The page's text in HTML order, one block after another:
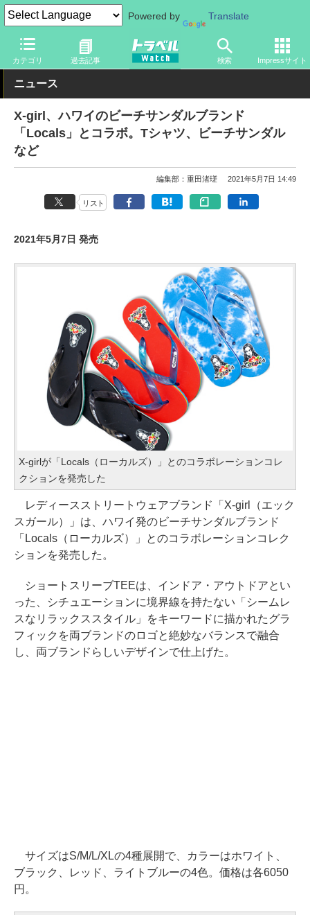
Powered by Translate
カテゴリ 過去記事 検索 Impressサイト
トラベル Watch 旅のアイテム 旅行グッズ その他
ニュース
X-girl、ハワイのビーチサンダルブランド
「Locals」とコラボ。Tシャツ、ビーチサンダル
など
編集部：重田渚瑳 2021年5月7日 14:49
リスト
2021年5月7日 発売
X-girlが「Locals（ローカルズ）」とのコラボレーションコレ
クションを発売した
レディースストリートウェアブランド「X-girl（エック
スガール）」は、ハワイ発のビーチサンダルブランド
「Locals（ローカルズ）」とのコラボレーションコレク
ションを発売した。
ショートスリーブTEEは、インドア・アウトドアとい
った、シチュエーションに境界線を持たない「シームレ
スなリラックススタイル」をキーワードに描かれたグラ
フィックを両ブランドのロゴと絶妙なバランスで融合
し、両ブランドらしいデザインで仕上げた。
サイズはS/M/L/XLの4種展開で、カラーはホワイト、
ブラック、レッド、ライトブルーの4色。価格は各6050
円。